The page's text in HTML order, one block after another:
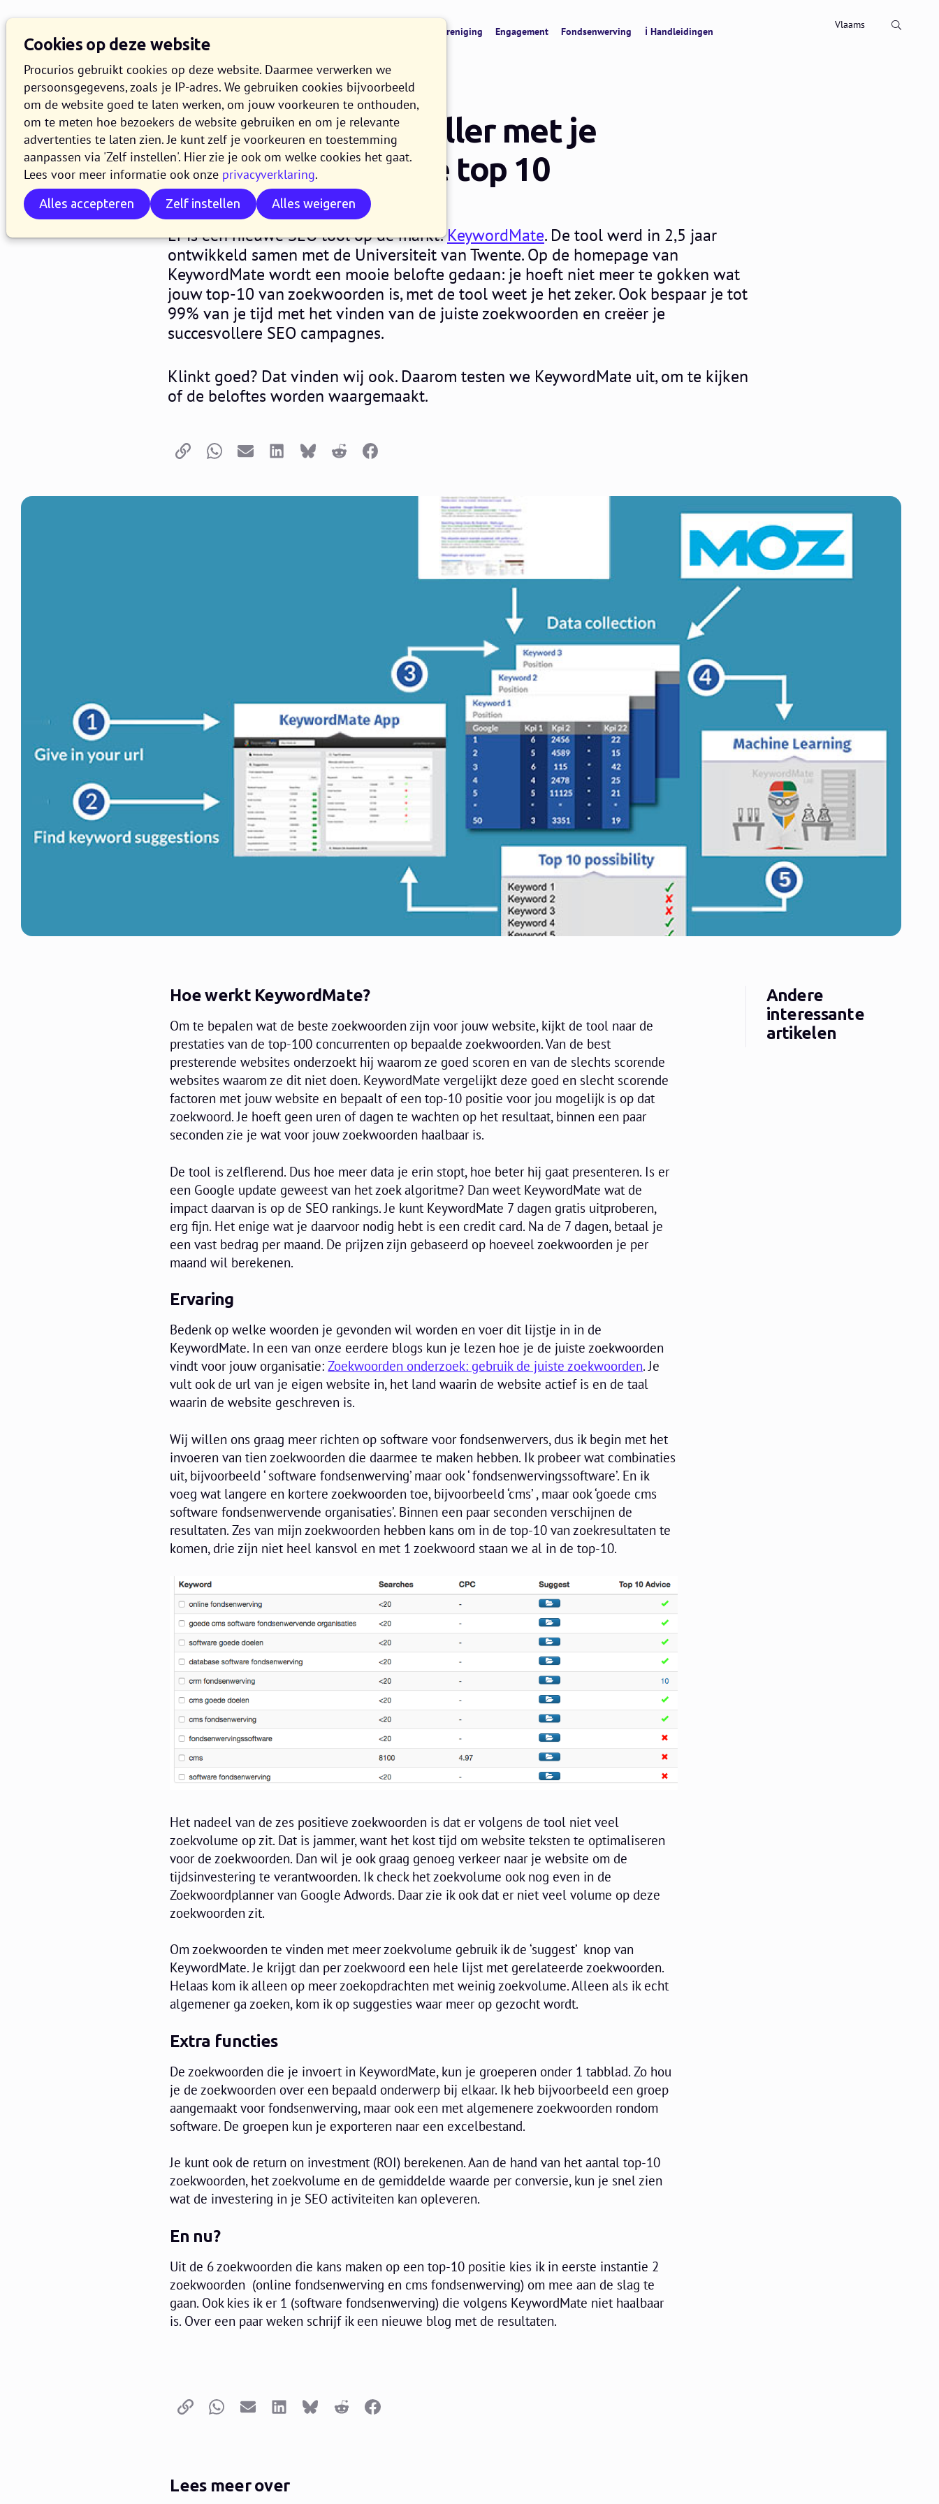
Cookies op deze website
Procurios gebruikt cookies op deze website. Daarmee verwerken we
persoonsgegevens, zoals je IP-adres. We gebruiken cookies bijvoorbeeld
om de website goed te laten werken, om jouw voorkeuren te onthouden,
om te meten hoe bezoekers de website gebruiken en om je relevante
advertenties te laten zien. Je kunt zelf je voorkeuren en toestemming
aanpassen via 'Zelf instellen'. Hier zie je ook om welke cookies het gaat.
Lees voor meer informatie ook onze privacyverklaring.
Alles accepteren Zelf instellen Alles weigeren
Digitale vereniging Engagement Fondsenwerving ℹ Handleidingen
Vlaams
KeywordMate: sneller met je
zoekwoorden in de top 10
13 JUNI 2016 FIEKE VAN BUSSEL 3 MINUTEN LEZEN
Er is een nieuwe SEO tool op de markt:KeywordMate. De tool werd in 2,5 jaar
ontwikkeld samen met de Universiteit van Twente. Op de homepage van
KeywordMate wordt een mooie belofte gedaan: je hoeft niet meer te gokken wat
jouw top-10 van zoekwoorden is, met de tool weet je het zeker. Ook bespaar je tot
99% van je tijd met het vinden van de juiste zoekwoorden en creëer je
succesvollere SEO campagnes.
Klinkt goed? Dat vinden wij ook. Daarom testen we KeywordMate uit, om te kijken
of de beloftes worden waargemaakt.
Kopieer linkWhatsappE-mail LinkedInBlueskyReddit Facebook
Hoe werkt KeywordMate?
Om te bepalen wat de beste zoekwoorden zijn voor jouw website, kijkt de tool naar de
prestaties van de top-100 concurrenten op bepaalde zoekwoorden. Van de best
presterende websites onderzoekt hij waarom ze goed scoren en van de slechts scorende
websites waarom ze dit niet doen. KeywordMate vergelijkt deze goed en slecht scorende
factoren met jouw website en bepaalt of een top-10 positie voor jou mogelijk is op dat
zoekwoord. Je hoeft geen uren of dagen te wachten op het resultaat, binnen een paar
seconden zie je wat voor jouw zoekwoorden haalbaar is.
De tool is zelflerend. Dus hoe meer data je erin stopt, hoe beter hij gaat presenteren. Is er
een Google update geweest van het zoek algoritme? Dan weet KeywordMate wat de
impact daarvan is op de SEO rankings. Je kunt KeywordMate 7 dagen gratis uitproberen,
erg fijn. Het enige wat je daarvoor nodig hebt is een credit card. Na de 7 dagen, betaal je
een vast bedrag per maand. De prijzen zijn gebaseerd op hoeveel zoekwoorden je per
maand wil berekenen.
Ervaring
Bedenk op welke woorden je gevonden wil worden en voer dit lijstje in in de
KeywordMate. In een van onze eerdere blogs kun je lezen hoe je de juiste zoekwoorden
vindt voor jouw organisatie:Zoekwoorden onderzoek: gebruik de juiste zoekwoorden. Je
vult ook de url van je eigen website in, het land waarin de website actief is en de taal
waarin de website geschreven is.
Wij willen ons graag meer richten op software voor fondsenwervers, dus ik begin met het
invoeren van tien zoekwoorden die daarmee te maken hebben. Ik probeer wat combinaties
uit, bijvoorbeeld ‘ software fondsenwerving’ maar ook ‘ fondsenwervingssoftware’. En ik
voeg wat langere en kortere zoekwoorden toe, bijvoorbeeld ‘cms’ , maar ook ‘goede cms
software fondsenwervende organisaties’. Binnen een paar seconden verschijnen de
resultaten. Zes van mijn zoekwoorden hebben kans om in de top-10 van zoekresultaten te
komen, drie zijn niet heel kansvol en met 1 zoekwoord staan we al in de top-10.
Het nadeel van de zes positieve zoekwoorden is dat er volgens de tool niet veel
zoekvolume op zit. Dat is jammer, want het kost tijd om website teksten te optimaliseren
voor de zoekwoorden. Dan wil je ook graag genoeg verkeer naar je website om de
tijdsinvestering te verantwoorden. Ik check het zoekvolume ook nog even in de
Zoekwoordplanner van Google Adwords. Daar zie ik ook dat er niet veel volume op deze
zoekwoorden zit.
Om zoekwoorden te vinden met meer zoekvolume gebruik ik de ‘suggest’ knop van
KeywordMate. Je krijgt dan per zoekwoord een hele lijst met gerelateerde zoekwoorden.
Helaas kom ik alleen op meer zoekopdrachten met weinig zoekvolume. Alleen als ik echt
algemener ga zoeken, kom ik op suggesties waar meer op gezocht wordt.
Extra functies
De zoekwoorden die je invoert in KeywordMate, kun je groeperen onder 1 tabblad. Zo hou
je de zoekwoorden over een bepaald onderwerp bij elkaar. Ik heb bijvoorbeeld een groep
aangemaakt voor fondsenwerving, maar ook een met algemenere zoekwoorden rondom
software. De groepen kun je exporteren naar een excelbestand.
Je kunt ook de return on investment (ROI) berekenen. Aan de hand van het aantal top-10
zoekwoorden, het zoekvolume en de gemiddelde waarde per conversie, kun je snel zien
wat de investering in je SEO activiteiten kan opleveren.
En nu?
Uit de 6 zoekwoorden die kans maken op een top-10 positie kies ik in eerste instantie 2
zoekwoorden (online fondsenwerving en cms fondsenwerving) om mee aan de slag te
gaan. Ook kies ik er 1 (software fondsenwerving) die volgens KeywordMate niet haalbaar
is. Over een paar weken schrijf ik een nieuwe blog met de resultaten.
Kopieer linkWhatsappE-mail LinkedInBlueskyReddit Facebook
Lees meer over
Andere
interessante
artikelen
Zoeken